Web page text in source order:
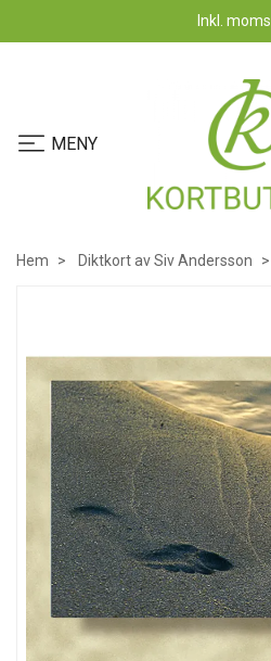
Inkl. moms
Hem Diktkort av Siv Andersson